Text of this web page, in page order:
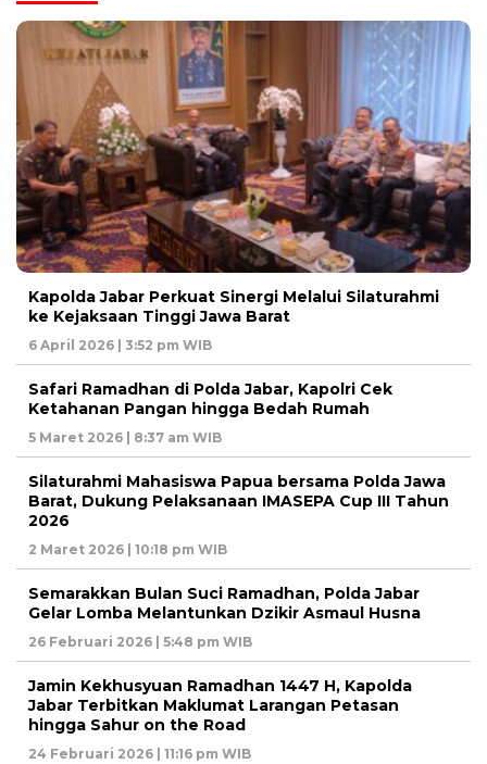
Kapolda Jabar Perkuat Sinergi Melalui Silaturahmi
ke Kejaksaan Tinggi Jawa Barat
6 April 2026 | 3:52 pm WIB
Safari Ramadhan di Polda Jabar, Kapolri Cek
Ketahanan Pangan hingga Bedah Rumah
5 Maret 2026 | 8:37 am WIB
Silaturahmi Mahasiswa Papua bersama Polda Jawa
Barat, Dukung Pelaksanaan IMASEPA Cup III Tahun
2026
2 Maret 2026 | 10:18 pm WIB
Semarakkan Bulan Suci Ramadhan, Polda Jabar
Gelar Lomba Melantunkan Dzikir Asmaul Husna
26 Februari 2026 | 5:48 pm WIB
Jamin Kekhusyuan Ramadhan 1447 H, Kapolda
Jabar Terbitkan Maklumat Larangan Petasan
hingga Sahur on the Road
24 Februari 2026 | 11:16 pm WIB